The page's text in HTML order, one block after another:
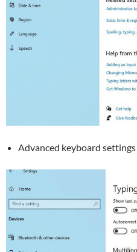
Advanced keyboard settings